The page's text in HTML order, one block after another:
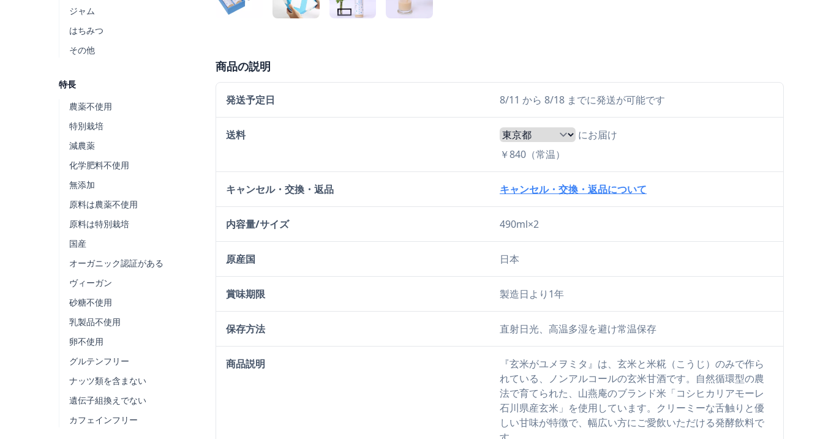
ジャム
はちみつ
その他
特長
農薬不使用
特別栽培
減農薬
化学肥料不使用
無添加
原料は農薬不使用
原料は特別栽培
国産
オーガニック認証がある
ヴィーガン
砂糖不使用
乳製品不使用
卵不使用
グルテンフリー
ナッツ類を含まない
遺伝子組換えでない
カフェインフリー
商品の説明
発送予定日 8/11 から 8/18 までに発送が可能です
送料
にお届け
￥840（常温）
キャンセル・交換・返品 キャンセル・交換・返品について
内容量/サイズ 490ml×2
原産国 日本
賞味期限 製造日より1年
保存方法 直射日光、高温多湿を避け常温保存
商品説明
『玄米がユメヲミタ』は、玄米と米糀（こうじ）のみで作ら
れている、ノンアルコールの玄米甘酒です。自然循環型の農
法で育てられた、山燕庵のブランド米「コシヒカリアモーレ
石川県産玄米」を使用しています。クリーミーな舌触りと優
しい甘味が特徴で、幅広い方にご愛飲いただける発酵飲料で